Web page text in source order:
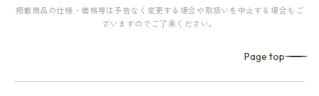
掲載商品の仕様・価格等は予告なく変更する場合や取扱いを中止する場合もご
ざいますのでご了承ください。
Page top